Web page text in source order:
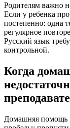
Родителям важно
Если у ребенка
постепенно: одна
регулярное
Русский язык
контрольной.
Когда
Домашняя помощь